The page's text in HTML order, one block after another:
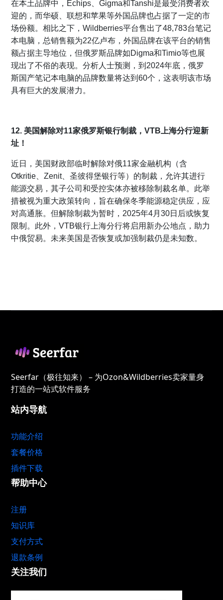
在本土品牌中，Echips、Gigma和Tanshi是最受消费者欢
迎的，而华硕、联想和苹果等外国品牌也占据了一定的市
场份额。相比之下，Wildberries平台售出了48,783台笔记
本电脑，总销售额为22亿卢布，外国品牌在该平台的销售
额占据主导地位，但俄罗斯品牌如Digma和Timio等也展
现出了不俗的表现。分析人士预测，到2024年底，俄罗
斯国产笔记本电脑的品牌数量将达到60个，这表明该市场
具有巨大的发展潜力。
12. 美国解除对11家俄罗斯银行制裁，VTB上海分行迎新
址！
近日，美国财政部临时解除对俄11家金融机构（含
Otkritie、Zenit、圣彼得堡银行等）的制裁，允许其进行
能源交易，其子公司和受控实体亦被移除制裁名单。此举
措被视为重大政策转向，旨在确保冬季能源稳定供应，应
对高通胀。但解除制裁为暂时，2025年4月30日后或恢复
限制。此外，VTB银行上海分行将启用新办公地点，助力
中俄贸易。未来美国是否恢复或加强制裁仍是未知数。
Seerfar（极往知来） – 为Ozon&Wildberries卖家量身
打造的一站式软件服务
站内导航
功能介绍
套餐价格
插件下载
帮助中心
注册
知识库
支付方式
退款条例
关注我们